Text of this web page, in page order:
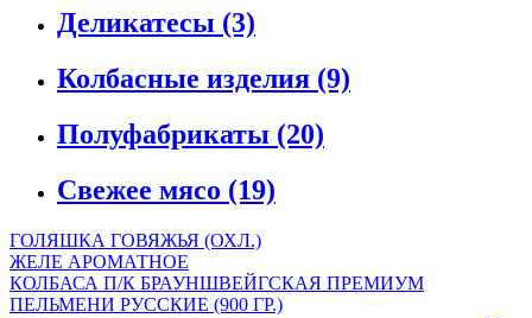
Деликатесы (3)
Колбасные изделия (9)
Полуфабрикаты (20)
Свежее мясо (19)
ГОЛЯШКА ГОВЯЖЬЯ (ОХЛ.)
ЖЕЛЕ АРОМАТНОЕ
КОЛБАСА П/К БРАУНШВЕЙГСКАЯ ПРЕМИУМ
ПЕЛЬМЕНИ РУССКИЕ (900 ГР.)